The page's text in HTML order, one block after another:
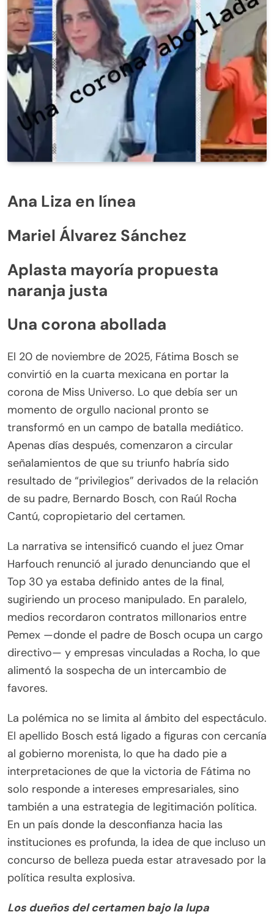
Ana Liza en línea
Mariel Álvarez Sánchez
Aplasta mayoría propuesta
naranja justa
Una corona abollada
El 20 de noviembre de 2025, Fátima Bosch se
convirtió en la cuarta mexicana en portar la
corona de Miss Universo. Lo que debía ser un
momento de orgullo nacional pronto se
transformó en un campo de batalla mediático.
Apenas días después, comenzaron a circular
señalamientos de que su triunfo habría sido
resultado de “privilegios” derivados de la relación
de su padre, Bernardo Bosch, con Raúl Rocha
Cantú, copropietario del certamen.
La narrativa se intensificó cuando el juez Omar
Harfouch renunció al jurado denunciando que el
Top 30 ya estaba definido antes de la final,
sugiriendo un proceso manipulado. En paralelo,
medios recordaron contratos millonarios entre
Pemex —donde el padre de Bosch ocupa un cargo
directivo— y empresas vinculadas a Rocha, lo que
alimentó la sospecha de un intercambio de
favores.
La polémica no se limita al ámbito del espectáculo.
El apellido Bosch está ligado a figuras con cercanía
al gobierno morenista, lo que ha dado pie a
interpretaciones de que la victoria de Fátima no
solo responde a intereses empresariales, sino
también a una estrategia de legitimación política.
En un país donde la desconfianza hacia las
instituciones es profunda, la idea de que incluso un
concurso de belleza pueda estar atravesado por la
política resulta explosiva.
Los dueños del certamen bajo la lupa